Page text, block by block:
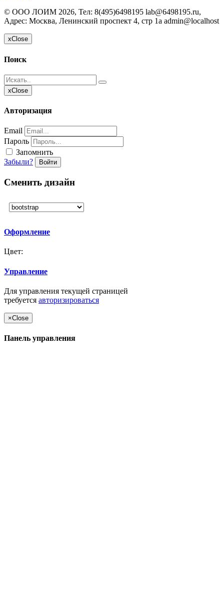
© ООО ЛОИМ 2026, Тел: 8(495)6498195 lab@6498195.ru,
Адрес: Москва, Ленинский проспект 4, стр 1а admin@localhost
xClose
Поиск
xClose
Авторизация
Email
Пароль
Запомнить
Забыли?
Войти
Сменить дизайн
Оформление
Цвет:
Управление
Для управления текущей страницей
требуется авторизироваться
×Close
Панель управления